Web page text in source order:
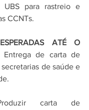
UBS para rastreio e
CCNTs.
ATÉ O
Entrega de carta de
de saúde e
carta de